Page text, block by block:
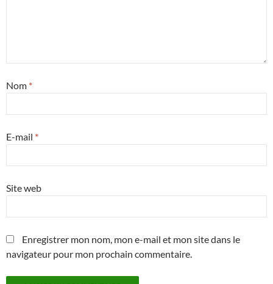
Nom *
E-mail *
Site web
Enregistrer mon nom, mon e-mail et mon site dans le
navigateur pour mon prochain commentaire.